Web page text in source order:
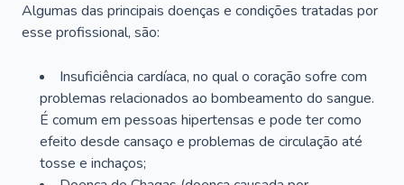
Algumas das principais doenças e condições tratadas por
esse profissional, são:
Insuficiência cardíaca, no qual o coração sofre com
problemas relacionados ao bombeamento do sangue.
É comum em pessoas hipertensas e pode ter como
efeito desde cansaço e problemas de circulação até
tosse e inchaços;